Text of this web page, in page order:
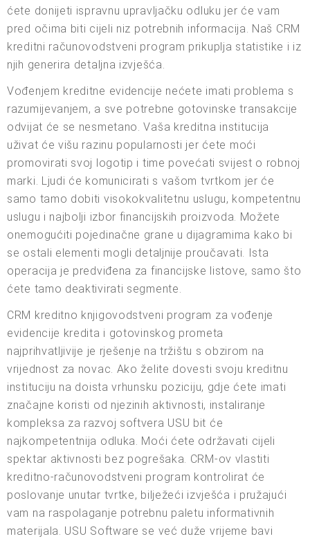
ćete donijeti ispravnu upravljačku odluku jer će vam
pred očima biti cijeli niz potrebnih informacija. Naš CRM
kreditni računovodstveni program prikuplja statistike i iz
njih generira detaljna izvješća.
Vođenjem kreditne evidencije nećete imati problema s
razumijevanjem, a sve potrebne gotovinske transakcije
odvijat će se nesmetano. Vaša kreditna institucija
uživat će višu razinu popularnosti jer ćete moći
promovirati svoj logotip i time povećati svijest o robnoj
marki. Ljudi će komunicirati s vašom tvrtkom jer će
samo tamo dobiti visokokvalitetnu uslugu, kompetentnu
uslugu i najbolji izbor financijskih proizvoda. Možete
onemogućiti pojedinačne grane u dijagramima kako bi
se ostali elementi mogli detaljnije proučavati. Ista
operacija je predviđena za financijske listove, samo što
ćete tamo deaktivirati segmente.
CRM kreditno knjigovodstveni program za vođenje
evidencije kredita i gotovinskog prometa
najprihvatljivije je rješenje na tržištu s obzirom na
vrijednost za novac. Ako želite dovesti svoju kreditnu
instituciju na doista vrhunsku poziciju, gdje ćete imati
značajne koristi od njezinih aktivnosti, instaliranje
kompleksa za razvoj softvera USU bit će
najkompetentnija odluka. Moći ćete održavati cijeli
spektar aktivnosti bez pogrešaka. CRM-ov vlastiti
kreditno-računovodstveni program kontrolirat će
poslovanje unutar tvrtke, bilježeći izvješća i pružajući
vam na raspolaganje potrebnu paletu informativnih
materijala. USU Software se već duže vrijeme bavi